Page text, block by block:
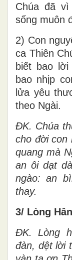
Chúa đã
sống muôn
2) Con
ca Thiên
biết bao lời
bao nhịp
lửa yêu
theo Ngài.
ĐK. Chúa
cho đời con
quang mà
an ôi dạt
ngào: an
thay.
3/ Lòng
ĐK.
Lòng
đàn, dệt lời